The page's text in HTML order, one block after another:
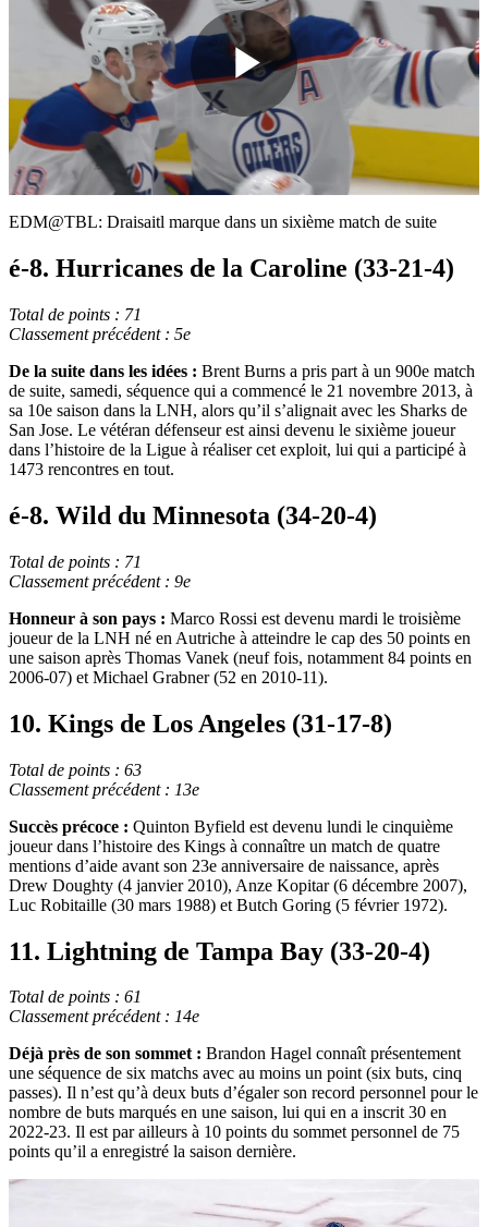
Play
Video
EDM@TBL: Draisaitl marque dans un sixième match de suite
é-8. Hurricanes de la Caroline (33-21-4)
Total de points : 71
Classement précédent : 5e
De la suite dans les idées : Brent Burns a pris part à un 900e match
de suite, samedi, séquence qui a commencé le 21 novembre 2013, à
sa 10e saison dans la LNH, alors qu’il s’alignait avec les Sharks de
San Jose. Le vétéran défenseur est ainsi devenu le sixième joueur
dans l’histoire de la Ligue à réaliser cet exploit, lui qui a participé à
1473 rencontres en tout.
é-8. Wild du Minnesota (34-20-4)
Total de points : 71
Classement précédent : 9e
Honneur à son pays : Marco Rossi est devenu mardi le troisième
joueur de la LNH né en Autriche à atteindre le cap des 50 points en
une saison après Thomas Vanek (neuf fois, notamment 84 points en
2006-07) et Michael Grabner (52 en 2010-11).
10. Kings de Los Angeles (31-17-8)
Total de points : 63
Classement précédent : 13e
Succès précoce : Quinton Byfield est devenu lundi le cinquième
joueur dans l’histoire des Kings à connaître un match de quatre
mentions d’aide avant son 23e anniversaire de naissance, après
Drew Doughty (4 janvier 2010), Anze Kopitar (6 décembre 2007),
Luc Robitaille (30 mars 1988) et Butch Goring (5 février 1972).
11. Lightning de Tampa Bay (33-20-4)
Total de points : 61
Classement précédent : 14e
Déjà près de son sommet : Brandon Hagel connaît présentement
une séquence de six matchs avec au moins un point (six buts, cinq
passes). Il n’est qu’à deux buts d’égaler son record personnel pour le
nombre de buts marqués en une saison, lui qui en a inscrit 30 en
2022-23. Il est par ailleurs à 10 points du sommet personnel de 75
points qu’il a enregistré la saison dernière.